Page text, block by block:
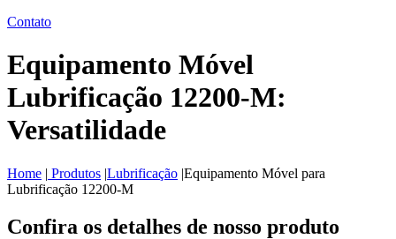
Contato
Equipamento Móvel
Lubrificação 12200-M:
Versatilidade
Home | Produtos |Lubrificação |Equipamento Móvel para
Lubrificação 12200-M
Confira os detalhes de nosso produto